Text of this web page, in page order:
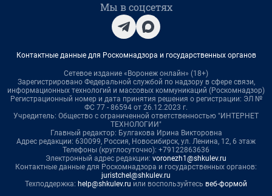
Мы в соцсетях
Контактные данные для Роскомнадзора и государственных органов
Сетевое издание «Воронеж онлайн» (18+)
Зарегистрировано Федеральной службой по надзору в сфере связи,
информационных технологий и массовых коммуникаций (Роскомнадзор)
Регистрационный номер и дата принятия решения о регистрации: ЭЛ №
ФС 77 - 86594 от 26.12.2023 г.
Учредитель: Общество с ограниченной ответственностью "ИНТЕРНЕТ
ТЕХНОЛОГИИ"
Главный редактор: Булгакова Ирина Викторовна
Адрес редакции: 630099, Россия, Новосибирск, ул. Ленина, 12, 6 этаж
Телефоны (круглосуточно): +79122863636
Электронный адрес редакции: voronezh1@shkulev.ru
Контактные данные для Роскомнадзора и государственных органов:
juristchel@shkulev.ru
Техподдержка: help@shkulev.ru или воспользуйтесь веб-формой